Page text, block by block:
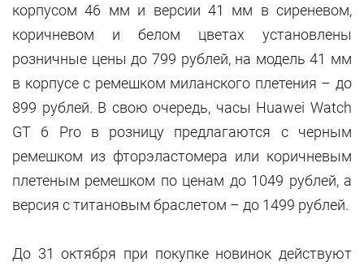
корпусом 46 мм и версии 41 мм в сиреневом,
коричневом и белом цветах установлены
розничные цены до 799 рублей, на модель 41 мм
в корпусе с ремешком миланского плетения – до
899 рублей. В свою очередь, часы Huawei Watch
GT 6 Pro в розницу предлагаются с черным
ремешком из фторэластомера или коричневым
плетеным ремешком по ценам до 1049 рублей, а
версия с титановым браслетом – до 1499 рублей.
До 31 октября при покупке новинок действуют